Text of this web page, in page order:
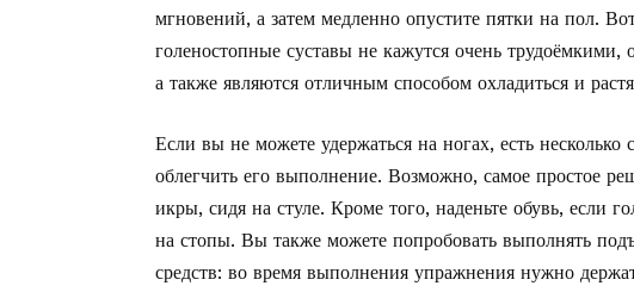
мгновений, а затем медленно опустите пятки на пол.
голеностопные суставы не кажутся очень
а также являются отличным способом охладиться и
Если вы не можете удержаться на ногах, есть
облегчить его выполнение. Возможно, самое простое
икры, сидя на стуле. Кроме того, наденьте обувь, если
на стопы. Вы также можете попробовать выполнять
средств: во время выполнения упражнения нужно